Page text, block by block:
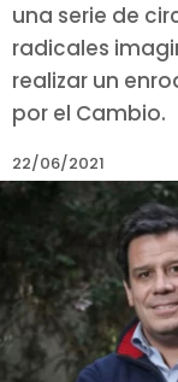
una serie de
radicales
realizar un
por el Cambio.
22/06/2021